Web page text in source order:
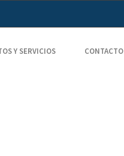
Y SERVICIOS CONTACTO